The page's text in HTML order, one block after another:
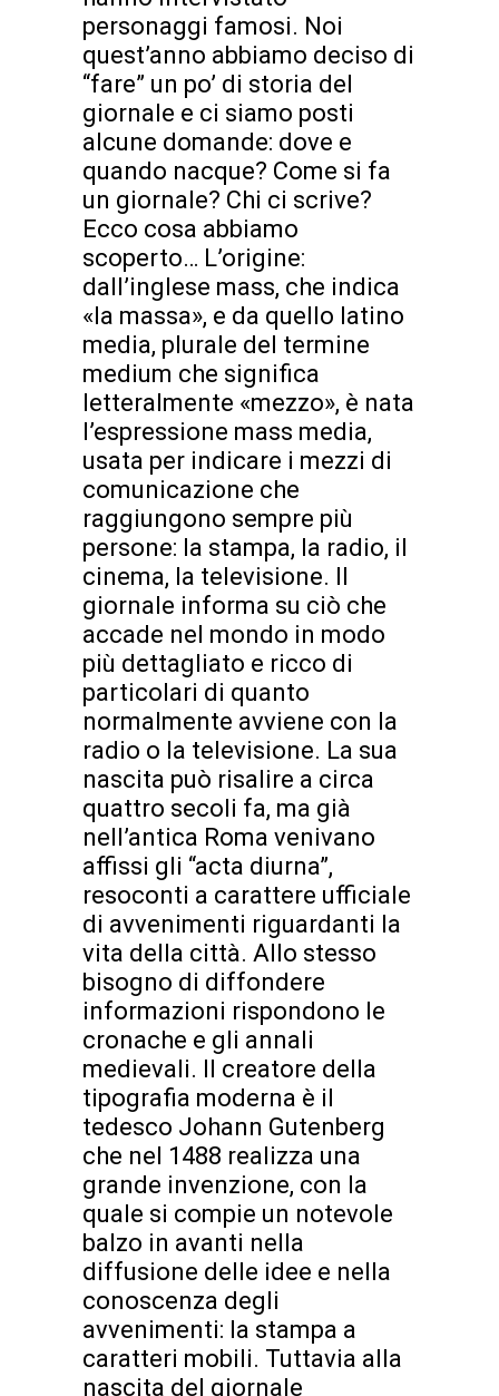
personaggi famosi. Noi
quest’anno abbiamo deciso di
“fare” un po’ di storia del
giornale e ci siamo posti
alcune domande: dove e
quando nacque? Come si fa
un giornale? Chi ci scrive?
Ecco cosa abbiamo
scoperto… L’origine:
dall’inglese mass, che indica
«la massa», e da quello latino
media, plurale del termine
medium che significa
letteralmente «mezzo», è nata
l’espressione mass media,
usata per indicare i mezzi di
comunicazione che
raggiungono sempre più
persone: la stampa, la radio, il
cinema, la televisione. Il
giornale informa su ciò che
accade nel mondo in modo
più dettagliato e ricco di
particolari di quanto
normalmente avviene con la
radio o la televisione. La sua
nascita può risalire a circa
quattro secoli fa, ma già
nell’antica Roma venivano
affissi gli “acta diurna”,
resoconti a carattere ufficiale
di avvenimenti riguardanti la
vita della città. Allo stesso
bisogno di diffondere
informazioni rispondono le
cronache e gli annali
medievali. Il creatore della
tipografia moderna è il
tedesco Johann Gutenberg
che nel 1488 realizza una
grande invenzione, con la
quale si compie un notevole
balzo in avanti nella
diffusione delle idee e nella
conoscenza degli
avvenimenti: la stampa a
caratteri mobili. Tuttavia alla
nascita del giornale